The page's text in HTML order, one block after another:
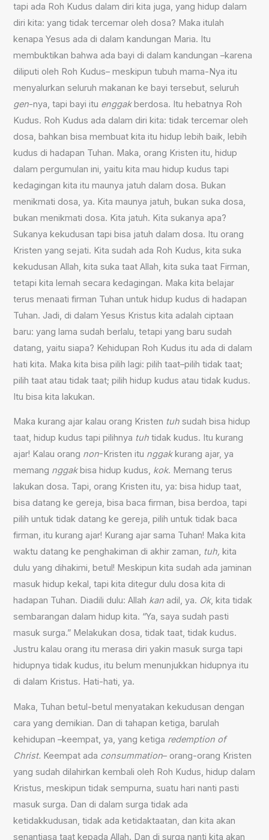
tapi ada Roh Kudus dalam diri kita juga, yang hidup dalam
diri kita: yang tidak tercemar oleh dosa? Maka itulah
kenapa Yesus ada di dalam kandungan Maria. Itu
membuktikan bahwa ada bayi di dalam kandungan –karena
diliputi oleh Roh Kudus– meskipun tubuh mama-Nya itu
menyalurkan seluruh makanan ke bayi tersebut, seluruh
gen-nya, tapi bayi itu enggakberdosa. Itu hebatnya Roh
Kudus. Roh Kudus ada dalam diri kita: tidak tercemar oleh
dosa, bahkan bisa membuat kita itu hidup lebih baik, lebih
kudus di hadapan Tuhan. Maka, orang Kristen itu, hidup
dalam pergumulan ini, yaitu kita mau hidup kudus tapi
kedagingan kita itu maunya jatuh dalam dosa. Bukan
menikmati dosa, ya. Kita maunya jatuh, bukan suka dosa,
bukan menikmati dosa. Kita jatuh. Kita sukanya apa?
Sukanya kekudusan tapi bisa jatuh dalam dosa. Itu orang
Kristen yang sejati. Kita sudah ada Roh Kudus, kita suka
kekudusan Allah, kita suka taat Allah, kita suka taat Firman,
tetapi kita lemah secara kedagingan. Maka kita belajar
terus menaati firman Tuhan untuk hidup kudus di hadapan
Tuhan. Jadi, di dalam Yesus Kristus kita adalah ciptaan
baru: yang lama sudah berlalu, tetapi yang baru sudah
datang, yaitu siapa? Kehidupan Roh Kudus itu ada di dalam
hati kita. Maka kita bisa pilih lagi: pilih taat–pilih tidak taat;
pilih taat atau tidak taat; pilih hidup kudus atau tidak kudus.
Itu bisa kita lakukan.
Maka kurang ajar kalau orang Kristen tuh sudah bisa hidup
taat, hidup kudus tapi pilihnya tuh tidak kudus. Itu kurang
ajar! Kalau orang non-Kristen itu nggakkurang ajar, ya
memang nggakbisa hidup kudus, kok. Memang terus
lakukan dosa. Tapi, orang Kristen itu, ya: bisa hidup taat,
bisa datang ke gereja, bisa baca firman, bisa berdoa, tapi
pilih untuk tidak datang ke gereja, pilih untuk tidak baca
firman, itu kurang ajar! Kurang ajar sama Tuhan! Maka kita
waktu datang ke penghakiman di akhir zaman, tuh, kita
dulu yang dihakimi, betul! Meskipun kita sudah ada jaminan
masuk hidup kekal, tapi kita ditegur dulu dosa kita di
hadapan Tuhan. Diadili dulu: Allah kan adil, ya. Ok, kita tidak
sembarangan dalam hidup kita. “Ya, saya sudah pasti
masuk surga.” Melakukan dosa, tidak taat, tidak kudus.
Justru kalau orang itu merasa diri yakin masuk surga tapi
hidupnya tidak kudus, itu belum menunjukkan hidupnya itu
di dalam Kristus. Hati-hati, ya.
Maka, Tuhan betul-betul menyatakan kekudusan dengan
cara yang demikian. Dan di tahapan ketiga, barulah
kehidupan –keempat, ya, yang ketiga redemption of
Christ. Keempat ada consummation– orang-orang Kristen
yang sudah dilahirkan kembali oleh Roh Kudus, hidup dalam
Kristus, meskipun tidak sempurna, suatu hari nanti pasti
masuk surga. Dan di dalam surga tidak ada
ketidakkudusan, tidak ada ketidaktaatan, dan kita akan
senantiasa taat kepada Allah. Dan di surga nanti kita akan